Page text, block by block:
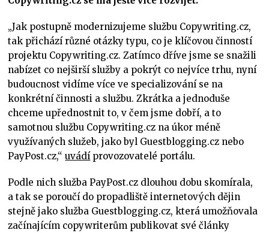
„Jak postupně modernizujeme službu Copywriting.cz,
tak přichází různé otázky typu, co je klíčovou činností
projektu Copywriting.cz. Zatímco dříve jsme se snažili
nabízet co nejširší služby a pokrýt co nejvíce trhu, nyní
budoucnost vidíme více ve specializování se na
konkrétní činnosti a službu. Zkrátka a jednoduše
chceme upřednostnit to, v čem jsme dobří, a to
samotnou službu Copywriting.cz na úkor méně
využívaných služeb, jako byl Guestblogging.cz nebo
PayPost.cz,“uvádíprovozovatelé portálu.
Podle nich služba PayPost.cz dlouhou dobu skomírala,
a tak se poroučí do propadliště internetových dějin
stejně jako služba Guestblogging.cz, která umožňovala
začínajícím copywriterům publikovat své články